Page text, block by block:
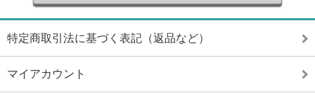
特定商取引法に基づく表記（返品など）
マイアカウント